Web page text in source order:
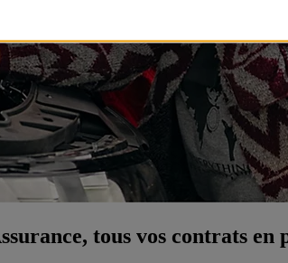
tous vos contrats en